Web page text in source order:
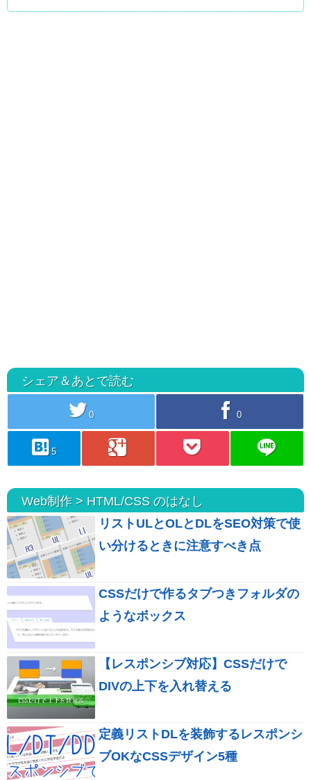
シェア＆あとで読む
twitter 0 facebook 0
hatebu 5 googleplus pocket line
Web制作 > HTML/CSS のはなし
リストULとOLとDLをSEO対策で使
い分けるときに注意すべき点
CSSだけで作るタブつきフォルダの
ようなボックス
【レスポンシブ対応】CSSだけで
DIVの上下を入れ替える
定義リストDLを装飾するレスポンシ
ブOKなCSSデザイン5種